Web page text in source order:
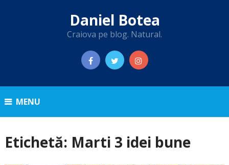
Daniel Botea
Craiova pe blog. Natural.
MENU
Etichetă: Marti 3 idei bune